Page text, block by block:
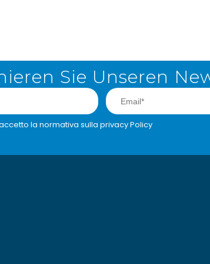
Sie Unseren
la normativa sulla privacy Policy